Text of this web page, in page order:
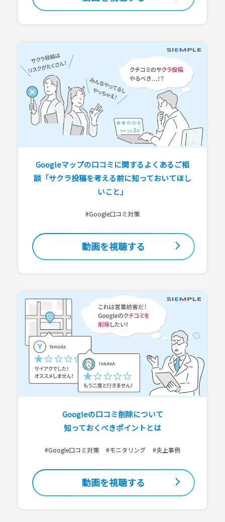
Googleマップの口コミに関するよくあるご相
談「サクラ投稿を考える前に知っておいてほし
いこと」
#Google口コミ対策
動画を視聴する
Googleの口コミ削除について
知っておくべきポイントとは
#Google口コミ対策 #モニタリング #炎上事例
動画を視聴する